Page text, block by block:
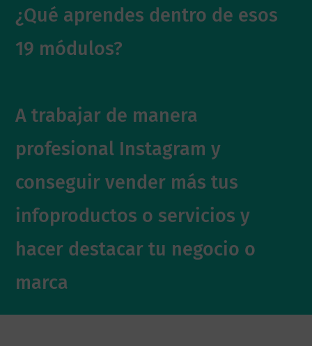
¿Qué aprendes dentro de esos
19 módulos?
A trabajar de manera
profesional Instagram y
conseguir vender más tus
infoproductos o servicios y
hacer destacar tu negocio o
marca